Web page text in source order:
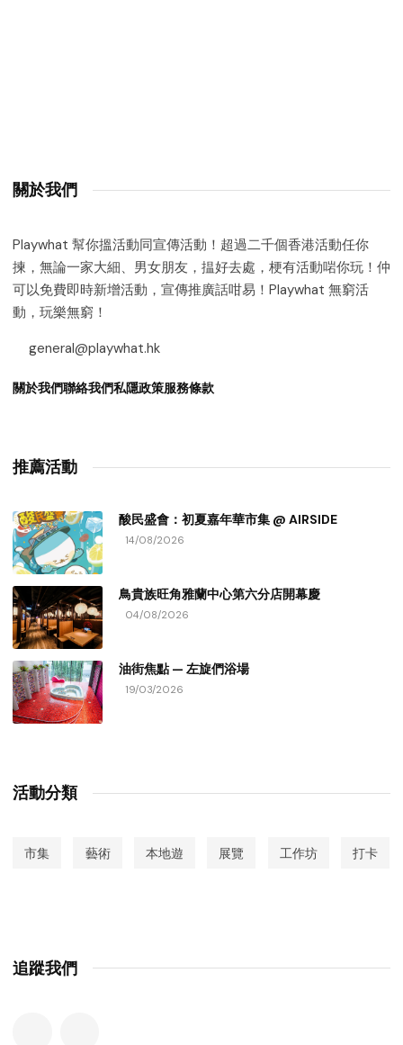
關於我們
Playwhat 幫你搵活動同宣傳活動！超過二千個香港活動任你
揀，無論一家大細、男女朋友，揾好去處，梗有活動啱你玩！仲
可以免費即時新增活動，宣傳推廣話咁易！Playwhat 無窮活
動，玩樂無窮！
general@playwhat.hk
關於我們聯絡我們私隱政策服務條款
推薦活動
酸民盛會：初夏嘉年華市集 @ AIRSIDE
14/08/2026
鳥貴族旺角雅蘭中心第六分店開幕慶
04/08/2026
油街焦點 — 左旋們浴場
19/03/2026
活動分類
市集 藝術 本地遊 展覽 工作坊 打卡
追蹤我們